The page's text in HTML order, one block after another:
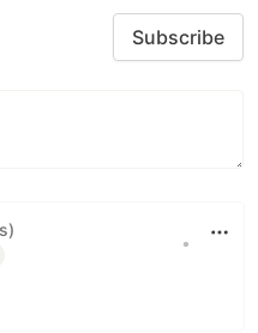
Subscribe
•